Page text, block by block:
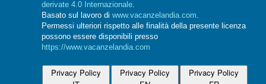
derivate 4.0 Internazionale.
Basato sul lavoro di www.vacanzelandia.com.
Permessi ulteriori rispetto alle finalità della presente licenza
possono essere disponibili presso
https://www.vacanzelandia.com
Privacy Policy
Privacy Policy
Privacy Policy